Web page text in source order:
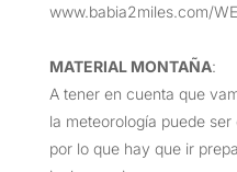
www.babia2miles.com/
MATERIAL MONTAÑA:
A tener en cuenta que
la meteorología puede
por lo que hay que ir